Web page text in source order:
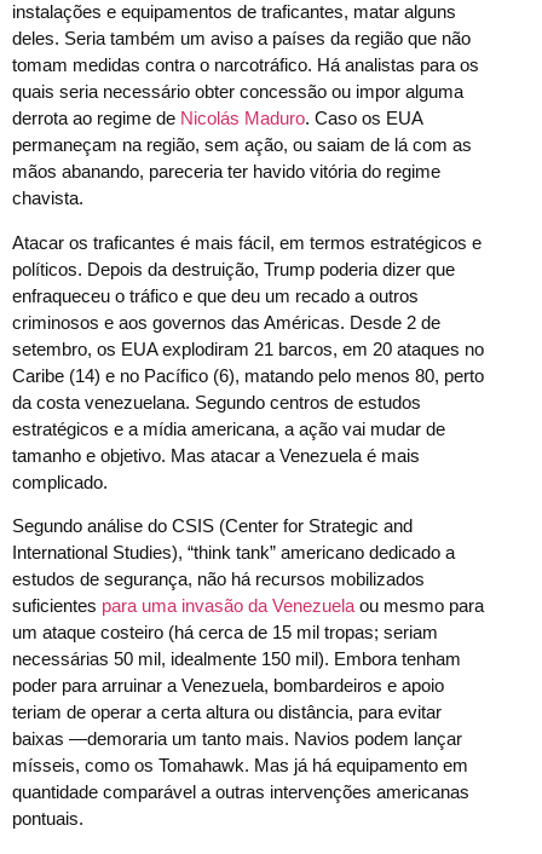
instalações e equipamentos de traficantes, matar alguns
deles. Seria também um aviso a países da região que não
tomam medidas contra o narcotráfico. Há analistas para os
quais seria necessário obter concessão ou impor alguma
derrota ao regime de Nicolás Maduro. Caso os EUA
permaneçam na região, sem ação, ou saiam de lá com as
mãos abanando, pareceria ter havido vitória do regime
chavista.
Atacar os traficantes é mais fácil, em termos estratégicos e
políticos. Depois da destruição, Trump poderia dizer que
enfraqueceu o tráfico e que deu um recado a outros
criminosos e aos governos das Américas. Desde 2 de
setembro, os EUA explodiram 21 barcos, em 20 ataques no
Caribe (14) e no Pacífico (6), matando pelo menos 80, perto
da costa venezuelana. Segundo centros de estudos
estratégicos e a mídia americana, a ação vai mudar de
tamanho e objetivo. Mas atacar a Venezuela é mais
complicado.
Segundo análise do CSIS (Center for Strategic and
International Studies), “think tank” americano dedicado a
estudos de segurança, não há recursos mobilizados
suficientes para uma invasão da Venezuela ou mesmo para
um ataque costeiro (há cerca de 15 mil tropas; seriam
necessárias 50 mil, idealmente 150 mil). Embora tenham
poder para arruinar a Venezuela, bombardeiros e apoio
teriam de operar a certa altura ou distância, para evitar
baixas —demoraria um tanto mais. Navios podem lançar
mísseis, como os Tomahawk. Mas já há equipamento em
quantidade comparável a outras intervenções americanas
pontuais.